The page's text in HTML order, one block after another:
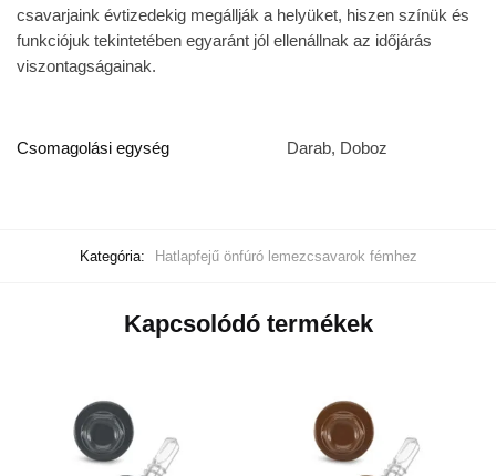
csavarjaink évtizedekig megállják a helyüket, hiszen színük és
funkciójuk tekintetében egyaránt jól ellenállnak az időjárás
viszontagságainak.
Csomagolási egység Darab, Doboz
Kategória: Hatlapfejű önfúró lemezcsavarok fémhez
Kapcsolódó termékek